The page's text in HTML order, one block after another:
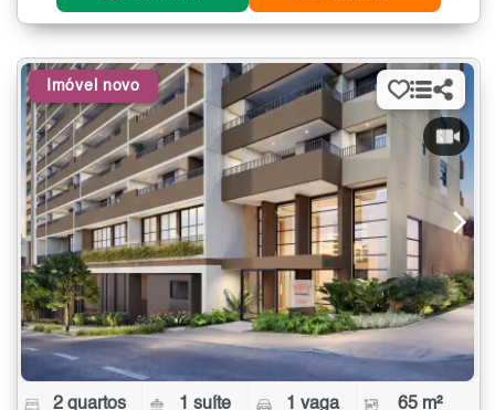
Imóvel novo
2 quartos 1 suíte 1 vaga 65 m²